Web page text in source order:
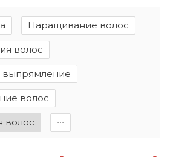
Наращивание волос
волос
выпрямление
волос
волос ∙∙∙